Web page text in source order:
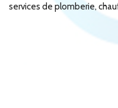
services de plomberie,